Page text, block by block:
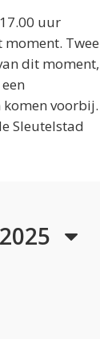
uur
Twee
dit moment,
komen voorbij.
Sleutelstad